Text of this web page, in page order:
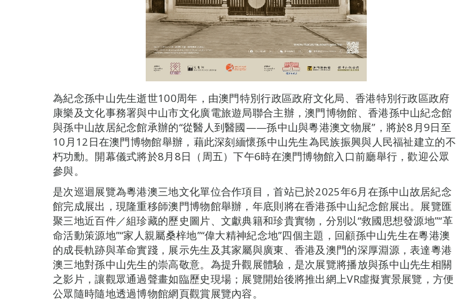
為紀念孫中山先生逝世100周年，由澳門特別行政區政府文化局、香港特別行政區政府
康樂及文化事務署與中山市文化廣電旅遊局聯合主辦，澳門博物館、香港孫中山紀念館
與孫中山故居紀念館承辦的“從醫人到醫國——孫中山與粵港澳文物展”，將於8月9日至
10月12日在澳門博物館舉辦，藉此深刻緬懷孫中山先生為民族振興與人民福祉建立的不
朽功勳。開幕儀式將於8月8日（周五）下午6時在澳門博物館入口前廳舉行，歡迎公眾
參與。
是次巡迴展覽為粵港澳三地文化單位合作項目，首站已於2025年6月在孫中山故居紀念
館完成展出，現隆重移師澳門博物館舉辦，年底則將在香港孫中山紀念館展出。展覽匯
聚三地近百件／組珍藏的歷史圖片、文獻典籍和珍貴實物，分別以“救國思想發源地”“革
命活動策源地”“家人親屬桑梓地”“偉大精神紀念地”四個主題，回顧孫中山先生在粵港澳
的成長軌跡與革命實踐，展示先生及其家屬與廣東、香港及澳門的深厚淵源，表達粵港
澳三地對孫中山先生的崇高敬意。為提升觀展體驗，是次展覽將播放與孫中山先生相關
之影片，讓觀眾通過聲畫如臨歷史現場；展覽開始後將推出網上VR虛擬實景展覽，方便
公眾隨時隨地透過博物館網頁觀賞展覽內容。